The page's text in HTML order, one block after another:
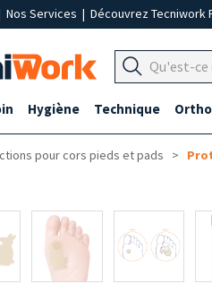
Nos Services | Découvrez Tecniwork
Hygiène Technique
pour cors pieds et pads